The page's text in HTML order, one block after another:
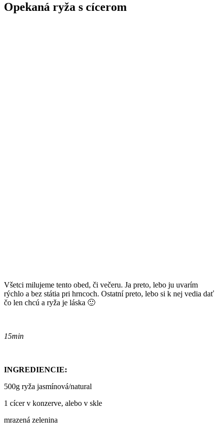
Opekaná ryža s cícerom
Všetci milujeme tento obed, či večeru. Ja preto, lebo ju uvarím
rýchlo a bez státia pri hrncoch. Ostatní preto, lebo si k nej vedia dať
čo len chcú a ryža je láska 🙂
15min
INGREDIENCIE:
500g ryža jasmínová/natural
1 cícer v konzerve, alebo v skle
mrazená zelenina